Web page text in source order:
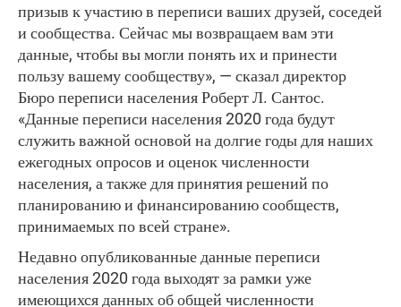
призыв к участию в переписи ваших друзей, соседей
и сообщества. Сейчас мы возвращаем вам эти
данные, чтобы вы могли понять их и принести
пользу вашему сообществу», — сказал директор
Бюро переписи населения Роберт Л. Сантос.
«Данные переписи населения 2020 года будут
служить важной основой на долгие годы для наших
ежегодных опросов и оценок численности
населения, а также для принятия решений по
планированию и финансированию сообществ,
принимаемых по всей стране».
Недавно опубликованные данные переписи
населения 2020 года выходят за рамки уже
имеющихся данных об общей численности